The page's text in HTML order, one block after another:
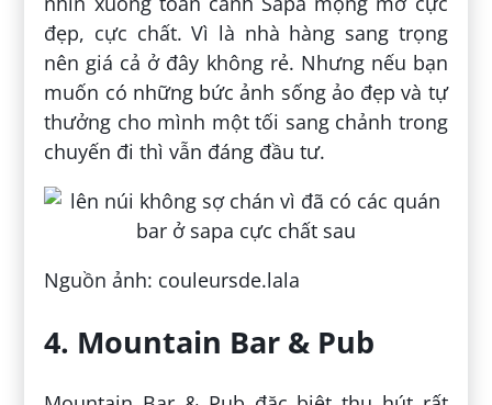
đẹp, cực chất. Vì là nhà hàng sang trọng
nên giá cả ở đây không rẻ. Nhưng nếu bạn
muốn có những bức ảnh sống ảo đẹp và tự
thưởng cho mình một tối sang chảnh trong
chuyến đi thì vẫn đáng đầu tư.
Nguồn ảnh: couleursde.lala
4. Mountain Bar & Pub